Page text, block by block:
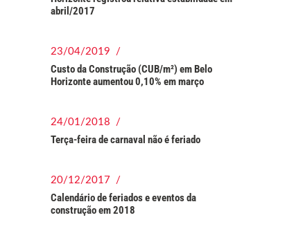
abril/2017
23/04/2019 /
Custo da Construção (CUB/m²) em Belo
Horizonte aumentou 0,10% em março
24/01/2018 /
Terça-feira de carnaval não é feriado
20/12/2017 /
Calendário de feriados e eventos da
construção em 2018